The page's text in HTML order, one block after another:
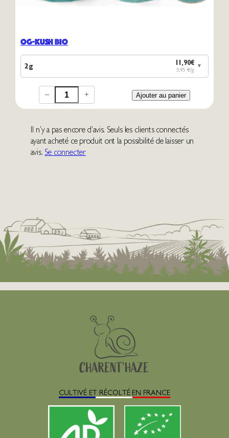
OG-Kush Bio
2g 11,90€ ▼
5,95 €/g
– + Ajouter au panier
Il n’y a pas encore d’avis. Seuls les clients connectés
ayant acheté ce produit ont la possibilité de laisser un
avis. Se connecter
CULTIVÉ ET RÉCOLTÉ EN FRANCE